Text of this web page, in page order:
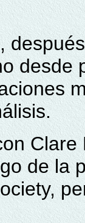
desde
de la